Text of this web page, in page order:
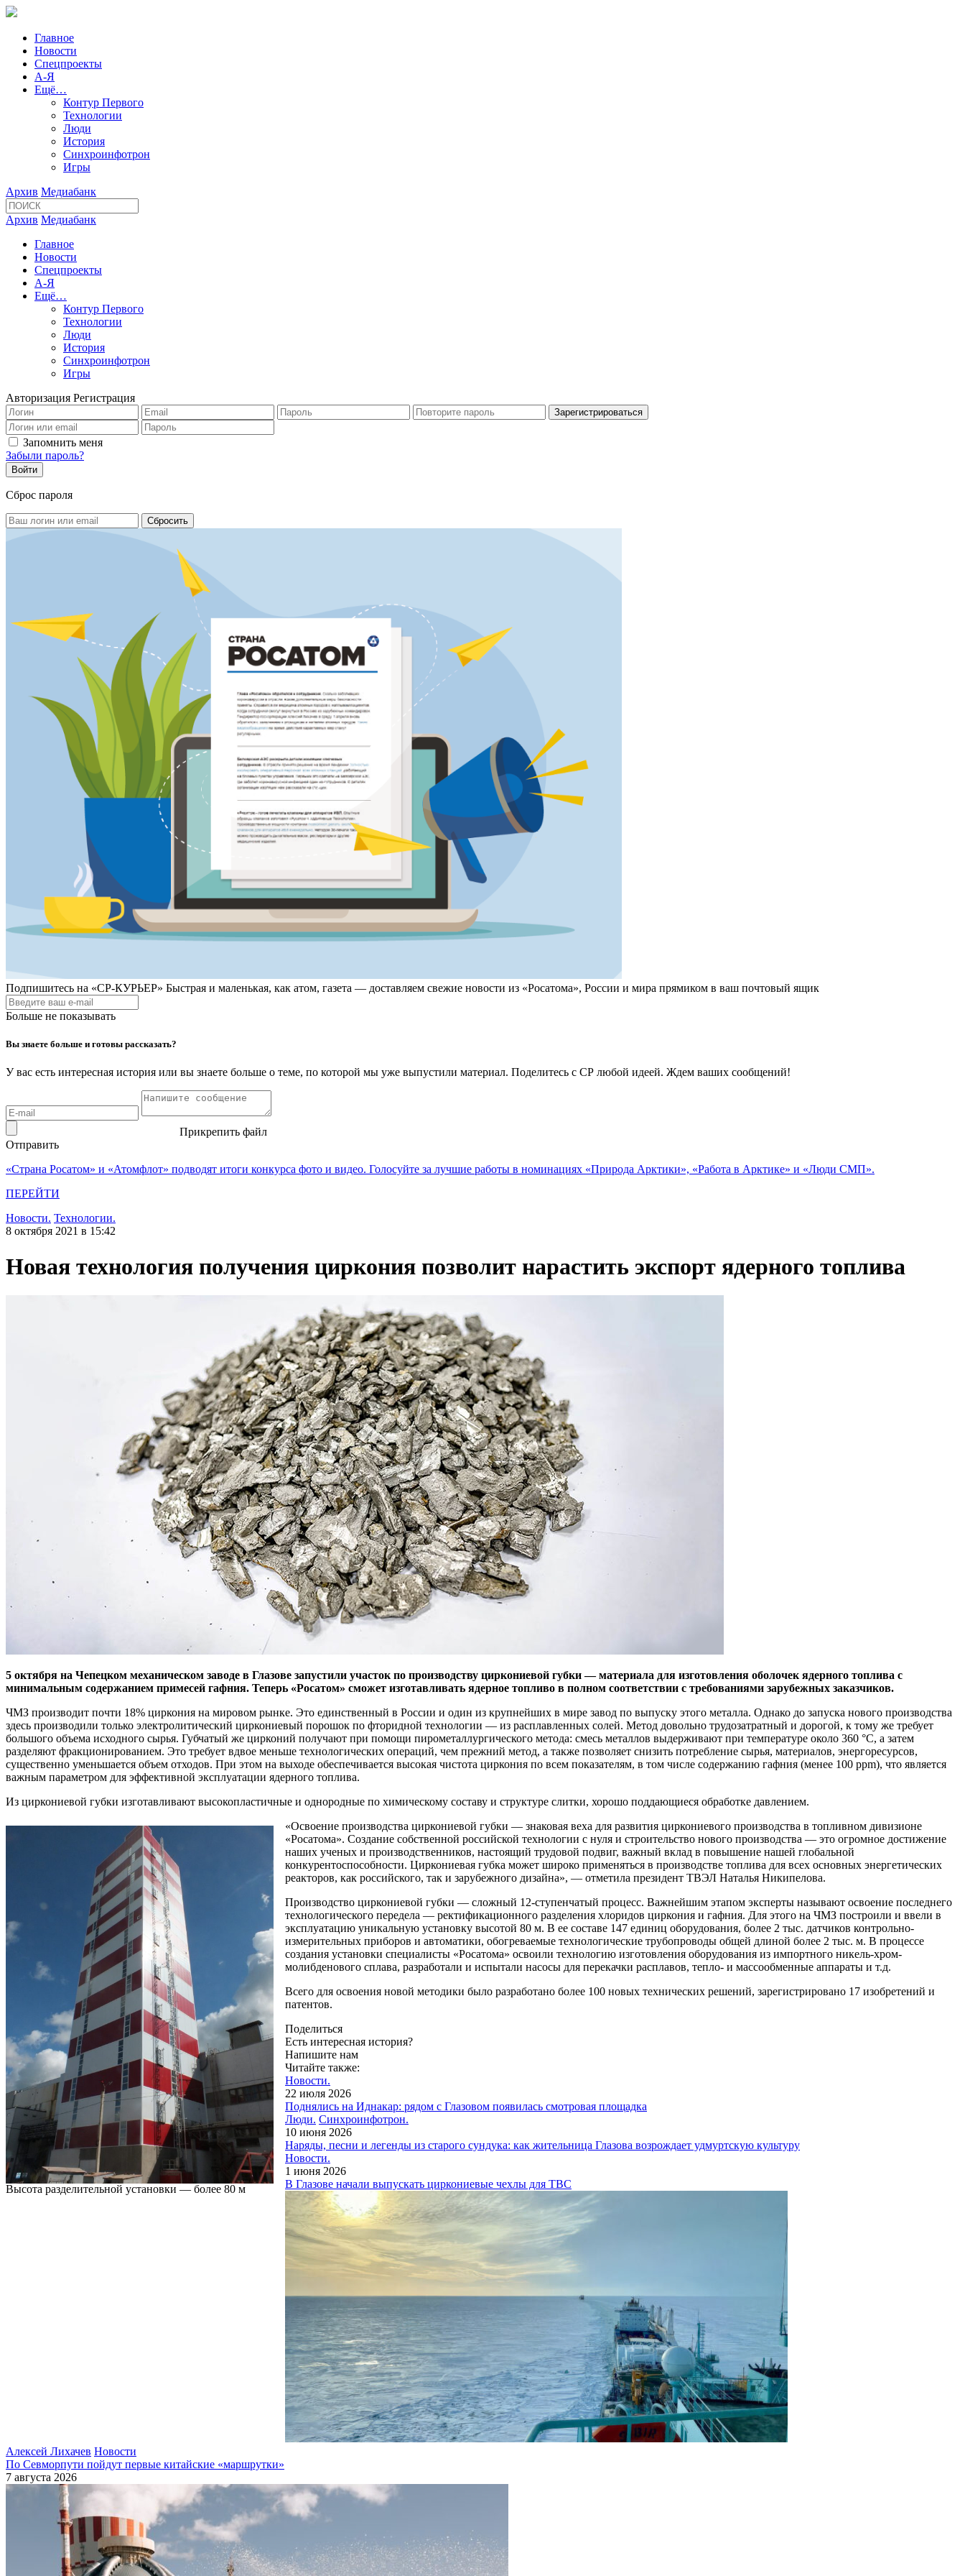
Главное
Новости
Спецпроекты
А-Я
Ещё…
Контур Первого
Технологии
Люди
История
Синхроинфотрон
Игры
Архив Медиабанк
Архив Медиабанк
Главное
Новости
Спецпроекты
А-Я
Ещё…
Контур Первого
Технологии
Люди
История
Синхроинфотрон
Игры
Авторизация Регистрация
Запомнить меня
Забыли пароль?
Сброс пароля
Подпишитесь на «СР-КУРЬЕР» Быстрая и маленькая, как атом, газета — доставляем свежие новости из «Росатома», России и мира прямиком в ваш почтовый ящик
Больше не показывать
Вы знаете больше и готовы рассказать?
У вас есть интересная история или вы знаете больше о теме, по которой мы уже выпустили материал. Поделитесь с СР любой идеей. Ждем ваших сообщений!
Прикрепить файл
Отправить
«Страна Росатом» и «Атомфлот» подводят итоги конкурса фото и видео. Голосуйте за лучшие работы в номинациях «Природа Арктики», «Работа в Арктике» и «Люди СМП».
ПЕРЕЙТИ
Новости. Технологии.
8 октября 2021 в 15:42
Новая технология получения циркония позволит нарастить экспорт ядерного топлива
5 октября на Чепецком механическом заводе в Глазове запустили участок по производству циркониевой губки — материала для изготовления оболочек ядерного топлива с
минимальным содержанием примесей гафния. Теперь «Росатом» сможет изготавливать ядерное топливо в полном соответствии с требованиями зарубежных заказчиков.
ЧМЗ производит почти 18% циркония на мировом рынке. Это единственный в России и один из крупнейших в мире завод по выпуску этого металла. Однако до запуска нового производства
здесь производили только электролитический циркониевый порошок по фторидной технологии — из расплавленных солей. Метод довольно трудозатратный и дорогой, к тому же требует
большого объема исходного сырья. Губчатый же цирконий получают при помощи пирометаллургического метода: смесь металлов выдерживают при температуре около 360 °С, а затем
разделяют фракционированием. Это требует вдвое меньше технологических операций, чем прежний метод, а также позволяет снизить потребление сырья, материалов, энергоресурсов,
существенно уменьшается объем отходов. При этом на выходе обеспечивается высокая чистота циркония по всем показателям, в том числе содержанию гафния (менее 100 ppm), что является
важным параметром для эффективной эксплуатации ядерного топлива.
Из циркониевой губки изготавливают высокопластичные и однородные по химическому составу и структуре слитки, хорошо поддающиеся обработке давлением.
Высота разделительной установки — более 80 м
«Освоение производства циркониевой губки — знаковая веха для развития циркониевого производства в топливном дивизионе
«Росатома». Создание собственной российской технологии с нуля и строительство нового производства — это огромное достижение
наших ученых и производственников, настоящий трудовой подвиг, важный вклад в повышение нашей глобальной
конкурентоспособности. Циркониевая губка может широко применяться в производстве топлива для всех основных энергетических
реакторов, как российского, так и зарубежного дизайна», — отметила президент ТВЭЛ Наталья Никипелова.
Производство циркониевой губки — сложный 12-ступенчатый процесс. Важнейшим этапом эксперты называют освоение последнего
технологического передела — ректификационного разделения хлоридов циркония и гафния. Для этого на ЧМЗ построили и ввели в
эксплуатацию уникальную установку высотой 80 м. В ее составе 147 единиц оборудования, более 2 тыс. датчиков контрольно-
измерительных приборов и автоматики, обогреваемые технологические трубопроводы общей длиной более 2 тыс. м. В процессе
создания установки специалисты «Росатома» освоили технологию изготовления оборудования из импортного никель-хром-
молибденового сплава, разработали и испытали насосы для перекачки расплавов, тепло- и массообменные аппараты и т.д.
Всего для освоения новой методики было разработано более 100 новых технических решений, зарегистрировано 17 изобретений и
патентов.
Поделиться
Есть интересная история?
Напишите нам
Читайте также:
Новости.
22 июля 2026
Поднялись на Иднакар: рядом с Глазовом появилась смотровая площадка
Люди. Синхроинфотрон.
10 июня 2026
Наряды, песни и легенды из старого сундука: как жительница Глазова возрождает удмуртскую культуру
Новости.
1 июня 2026
В Глазове начали выпускать циркониевые чехлы для ТВС
Алексей Лихачев Новости
По Севморпути пойдут первые китайские «маршрутки»
7 августа 2026